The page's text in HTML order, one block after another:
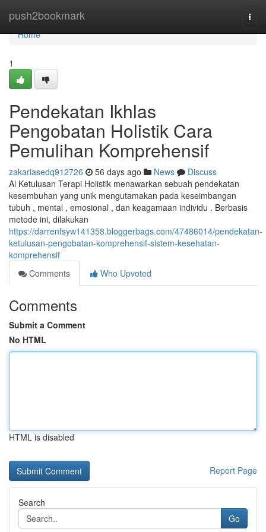
push2bookmark
Home
Home
1
Pendekatan Ikhlas
Pengobatan Holistik Cara
Pemulihan Komprehensif
zakariasedq912726 56 days ago News
Discuss
Al Ketulusan Terapi Holistik menawarkan sebuah pendekatan
kesembuhan yang unik mengutamakan pada keseimbangan
tubuh , mental , emosional , dan keagamaan individu . Berbasis
metode ini, dilakukan
https://darrenfsyw141358.bloggerbags.com/47486014/pendekatan-
ketulusan-pengobatan-komprehensif-sistem-kesehatan-
komprehensif
Comments
Who Upvoted
Comments
Submit a Comment
No HTML
HTML is disabled
Report Page
Search
Go